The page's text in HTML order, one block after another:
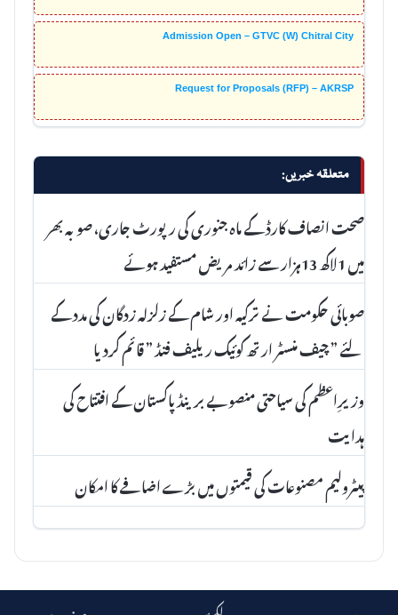
Admission Open – GTVC (W) Chitral City
Request for Proposals (RFP) – AKRSP
متعلقہ خبریں:
صحت انصاف کارڈ کے ماہ جنوری کی رپورٹ جاری، صوبہ بھر
میں 1لاکھ 13ہزار سے زائد مریض مستفید ہوئے
صوبائی حکومت نے ترکیہ اور شام کے زلزلہ زدگان کی مدد کے
لئے ” چیف منسٹر ارتھ کوئیک ریلیف فنڈ ” قائم کردیا
وزیرِاعظم کی سیاحتی منصوبے برینڈ پاکستان کے افتتاح کی
ہدایت
پیٹرولیم مصنوعات کی قیمتوں میں بڑے اضافے کا امکان